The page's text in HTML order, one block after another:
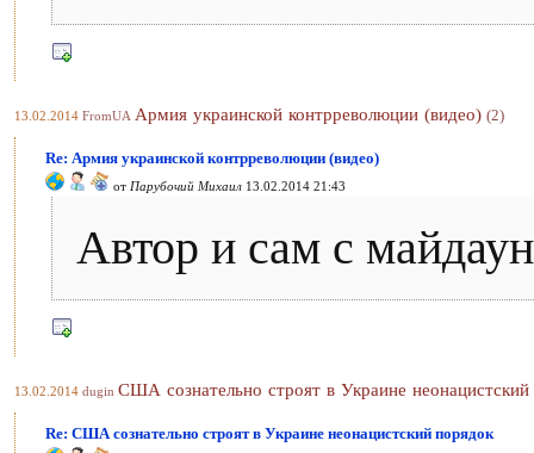
13.02.2014 FromUA Армия украинской контрреволюции (видео) (2)
Re: Армия украинской контрреволюции (видео)
от Парубочий Михаил 13.02.2014 21:43
Автор и сам с
13.02.2014 dugin США сознательно строят в Украине неонацистский
Re: США сознательно строят в Украине неонацистский порядок